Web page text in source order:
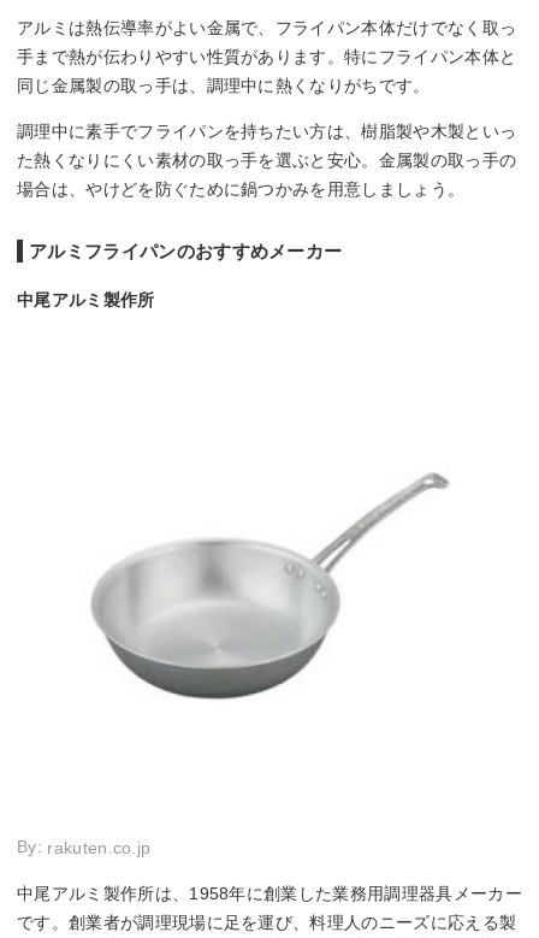
アルミは熱伝導率がよい金属で、フライパン本体だけでなく取っ
手まで熱が伝わりやすい性質があります。特にフライパン本体と
同じ金属製の取っ手は、調理中に熱くなりがちです。
調理中に素手でフライパンを持ちたい方は、樹脂製や木製といっ
た熱くなりにくい素材の取っ手を選ぶと安心。金属製の取っ手の
場合は、やけどを防ぐために鍋つかみを用意しましょう。
アルミフライパンのおすすめメーカー
中尾アルミ製作所
By: rakuten.co.jp
中尾アルミ製作所は、1958年に創業した業務用調理器具メーカー
です。創業者が調理現場に足を運び、料理人のニーズに応える製